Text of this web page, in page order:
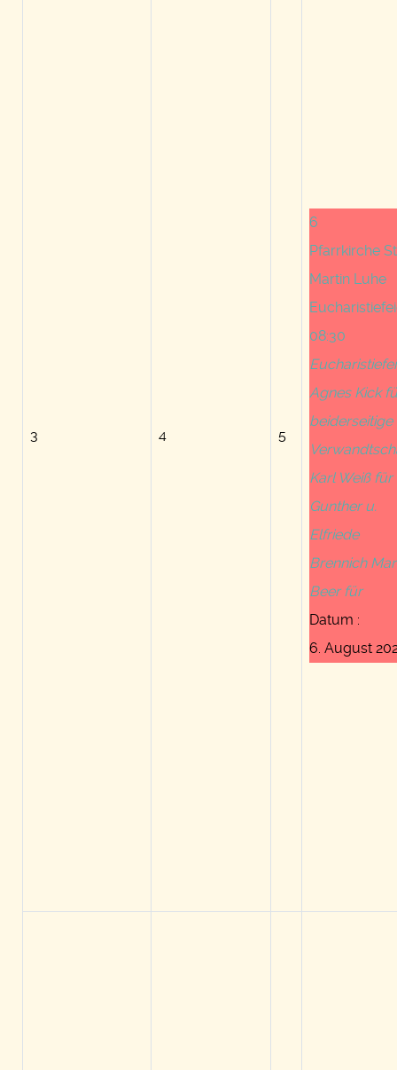
3 4 5
6
Pfarrkirche
Martin Luhe
08:30
Agnes Kick
beiderseitige
Karl Weiß für
Gunther u.
Elfriede
Brennich
Beer für
Datum :
6. August